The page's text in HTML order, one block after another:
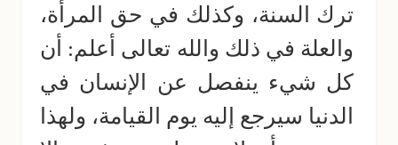
ترك السنة، وكذلك في حق المرأة،
والعلة في ذلك والله تعالى أعلم: أن
كل شيء ينفصل عن الإنسان في
الدنيا سيرجع إليه يوم القيامة، ولهذا